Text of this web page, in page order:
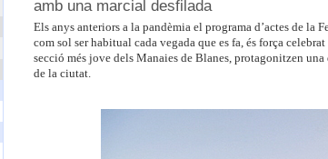
amb una marcial desfilada
Els anys anteriors a la pandèmia el programa d’actes de la
com sol ser habitual cada vegada que es fa, és força
secció més jove dels Manaies de Blanes, protagonitzen
de la ciutat.